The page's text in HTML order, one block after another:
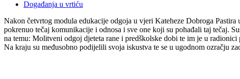
Događanja u vrtiću
Nakon četvrtog modula edukacije odgoja u vjeri Kateheze Dobroga
pokrenuo tečaj komunikacije i odnosa i sve one koji su pohađali taj tečaj.
na temu: Molitveni odgoj djeteta rane i predškolske dobi te im je u
Na kraju su međusobno podijelili svoja iskustva te se u ugodnom ozračju